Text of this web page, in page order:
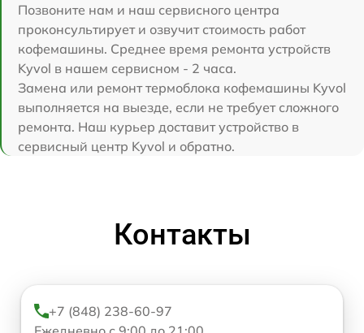
Позвоните нам и наш сервисного центра
проконсультирует и озвучит стоимость работ
кофемашины. Среднее время ремонта устройств
Kyvol в нашем сервисном - 2 часа.
Замена или ремонт термоблока кофемашины Kyvol
выполняется на выезде, если не требует сложного
ремонта. Наш курьер доставит устройство в
сервисный центр Kyvol и обратно.
Контакты
+7 (848) 238-60-97